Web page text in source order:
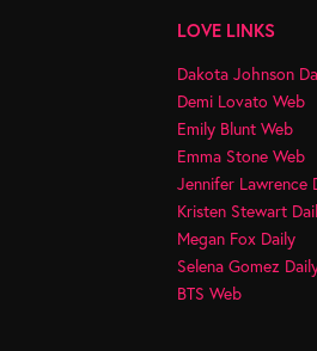
LOVE LINKS
Dakota Johnson
Demi Lovato Web
Emily Blunt Web
Emma Stone Web
Jennifer Lawrence
Kristen Stewart
Megan Fox Daily
Selena Gomez
BTS Web